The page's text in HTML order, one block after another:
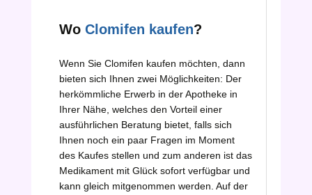
Wo Clomifen kaufen?
Wenn Sie Clomifen kaufen möchten, dann
bieten sich Ihnen zwei Möglichkeiten: Der
herkömmliche Erwerb in der Apotheke in
Ihrer Nähe, welches den Vorteil einer
ausführlichen Beratung bietet, falls sich
Ihnen noch ein paar Fragen im Moment
des Kaufes stellen und zum anderen ist das
Medikament mit Glück sofort verfügbar und
kann gleich mitgenommen werden. Auf der